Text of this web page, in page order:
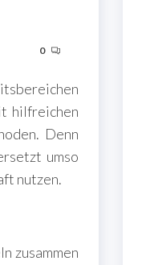
0
hilfreichen
Denn
umso
nutzen.
zusammen